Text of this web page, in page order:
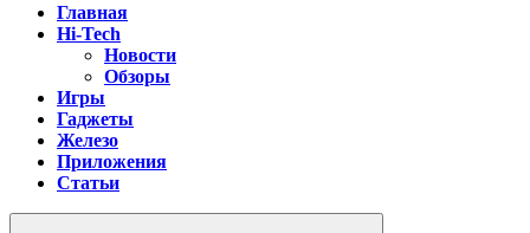
Главная
Hi-Tech
Новости
Обзоры
Игры
Гаджеты
Железо
Приложения
Статьи